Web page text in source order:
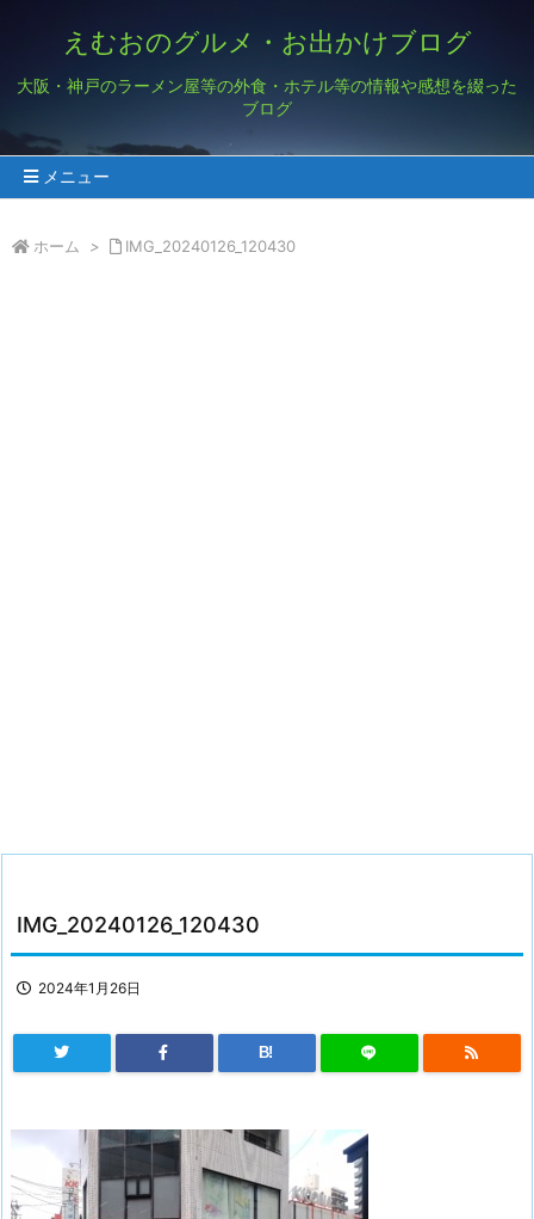
えむおのグルメ・お出かけブログ
大阪・神戸のラーメン屋等の外食・ホテル等の情報や感想を綴った
ブログ
メニュー
ホーム > IMG_20240126_120430
IMG_20240126_120430
2024年1月26日
B!